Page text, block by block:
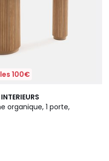
100€
organique, 1 porte,